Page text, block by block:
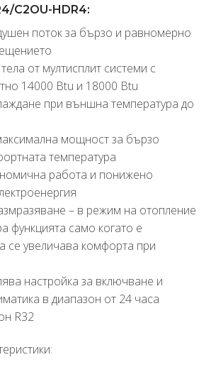
C2OU-HDR4:
поток за бързо и равномерно
от мултисплит системи с
14000 Btu и 18000 Btu
при външна температура до
мощност за бързо
температура
работа и понижено
– в режим на отопление
функцията само когато е
се увеличава комфорта при
настройка за включване и
в диапазон от 24 часа
R32